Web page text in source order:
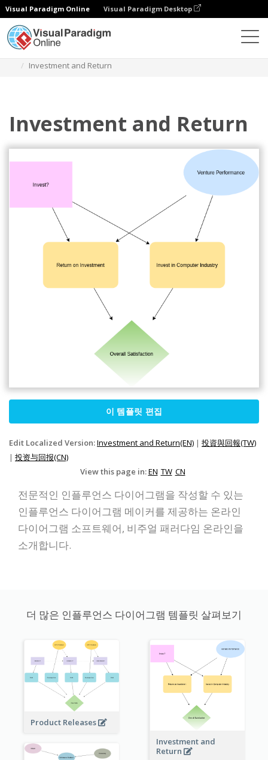
Visual Paradigm Online Visual Paradigm Desktop
Investment and Return
Investment and Return
이 템플릿 편집
Edit Localized Version:Investment and Return(EN) | 投資與回報(TW)
| 投资与回报(CN)
View this page in:EN TW CN
전문적인 인플루언스 다이어그램을 작성할 수 있는
인플루언스 다이어그램 메이커를 제공하는 온라인
다이어그램 소프트웨어, 비주얼 패러다임 온라인을
소개합니다.
더 많은 인플루언스 다이어그램 템플릿 살펴보기
Product Releases
Investment and
Return